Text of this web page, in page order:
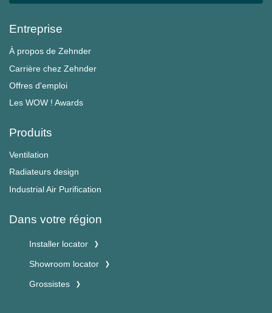
Entreprise
À propos de Zehnder
Carrière chez Zehnder
Offres d'emploi
Les WOW ! Awards
Produits
Ventilation
Radiateurs design
Industrial Air Purification
Dans votre région
Installer locator
Showroom locator
Grossistes